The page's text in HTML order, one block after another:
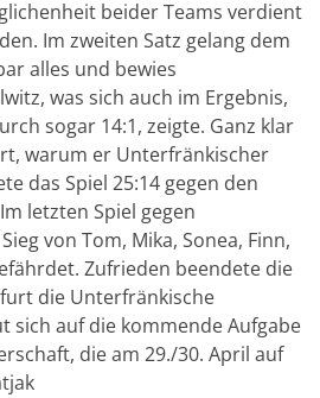
beider Teams verdient
Im zweiten Satz gelang dem
alles und bewies
was sich auch im Ergebnis,
sogar 14:1, zeigte. Ganz klar
warum er Unterfränkischer
das Spiel 25:14 gegen den
letzten Spiel gegen
von Tom, Mika, Sonea, Finn,
Zufrieden beendete die
die Unterfränkische
sich auf die kommende Aufgabe
die am 29./30. April auf